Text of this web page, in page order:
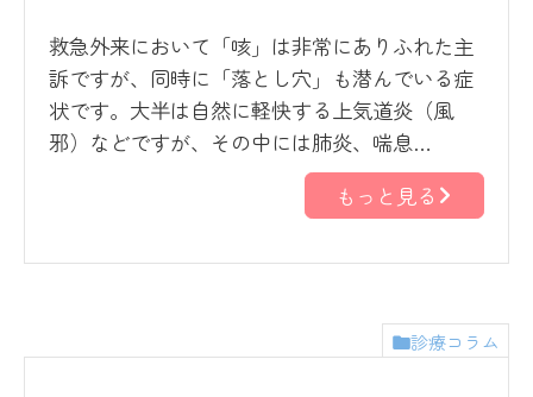
救急外来において「咳」は非常にありふれた主
訴ですが、同時に「落とし穴」も潜んでいる症
状です。大半は自然に軽快する上気道炎（風
邪）などですが、その中には肺炎、喘息…
もっと見る
診療コラム